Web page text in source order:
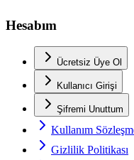
Hesabım
Ücretsiz Üye Ol
Kullanıcı Girişi
Şifremi Unuttum
Kullanım
Gizlilik Politikası